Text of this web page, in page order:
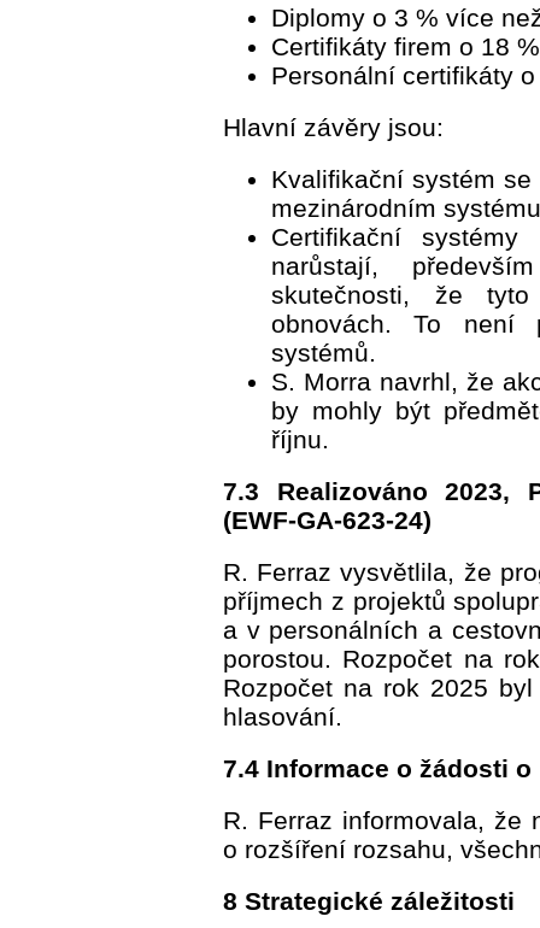
Diplomy o 3 % více
Certifikáty firem o 18
Personální certifikáty
Hlavní závěry jsou:
Kvalifikační systém
mezinárodním
Certifikační
narůstají,
skutečnosti, že
obnovách. To není
systémů.
S. Morra navrhl, že
by mohly být
říjnu.
7.3 Realizováno 2023,
(EWF-GA-623-24)
R. Ferraz vysvětlila, že
příjmech z projektů
a v personálních a
porostou. Rozpočet na
Rozpočet na rok 2025
hlasování.
7.4 Informace o žádosti
R. Ferraz informovala, že
o rozšíření rozsahu,
8 Strategické záležitosti